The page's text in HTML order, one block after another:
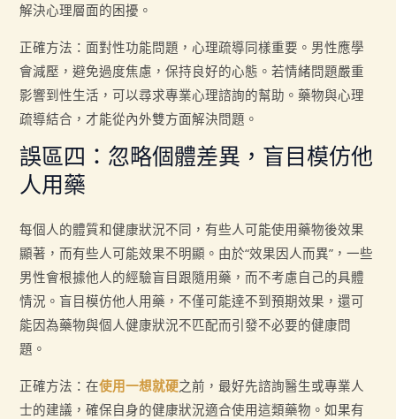
解決心理層面的困擾。
正確方法：面對性功能問題，心理疏導同樣重要。男性應學
會減壓，避免過度焦慮，保持良好的心態。若情緒問題嚴重
影響到性生活，可以尋求專業心理諮詢的幫助。藥物與心理
疏導結合，才能從內外雙方面解決問題。
誤區四：忽略個體差異，盲目模仿他
人用藥
每個人的體質和健康狀況不同，有些人可能使用藥物後效果
顯著，而有些人可能效果不明顯。由於“效果因人而異”，一些
男性會根據他人的經驗盲目跟隨用藥，而不考慮自己的具體
情況。盲目模仿他人用藥，不僅可能達不到預期效果，還可
能因為藥物與個人健康狀況不匹配而引發不必要的健康問
題。
正確方法：在使用一想就硬之前，最好先諮詢醫生或專業人
士的建議，確保自身的健康狀況適合使用這類藥物。如果有